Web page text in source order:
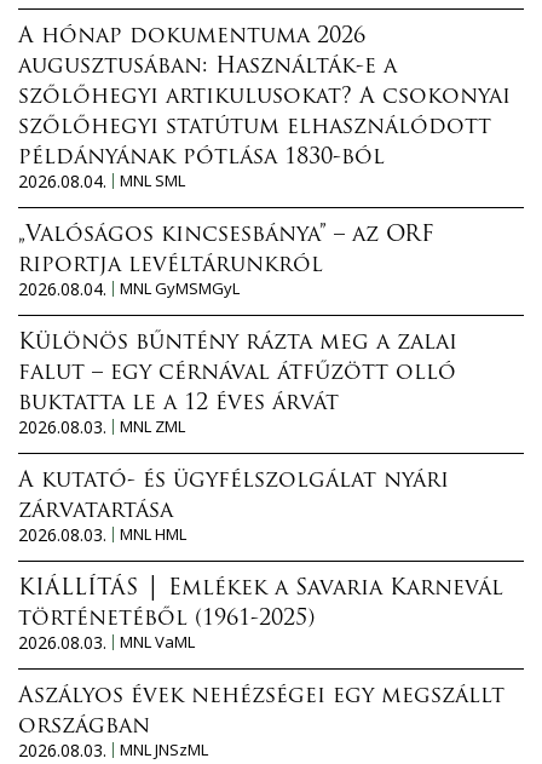
A hónap dokumentuma 2026
augusztusában: Használták-e a
szőlőhegyi artikulusokat? A csokonyai
szőlőhegyi statútum elhasználódott
példányának pótlása 1830-ból
2026.08.04.
MNL SML
„Valóságos kincsesbánya” – az ORF
riportja levéltárunkról
2026.08.04.
MNL GyMSMGyL
Különös bűntény rázta meg a zalai
falut – egy cérnával átfűzött olló
buktatta le a 12 éves árvát
2026.08.03.
MNL ZML
A kutató- és ügyfélszolgálat nyári
zárvatartása
2026.08.03.
MNL HML
KIÁLLÍTÁS │ Emlékek a Savaria Karnevál
történetéből (1961-2025)
2026.08.03.
MNL VaML
Aszályos évek nehézségei egy megszállt
országban
2026.08.03.
MNL JNSzML